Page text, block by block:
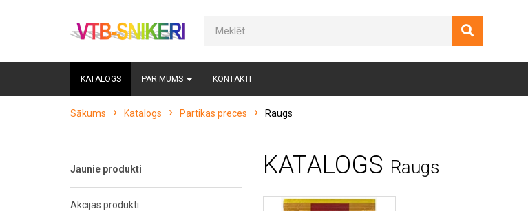
KATALOGS PAR MUMS KONTAKTI
Sākums Katalogs Partikas preces Raugs
Jaunie produkti
Akcijas produkti
KATALOGS Raugs